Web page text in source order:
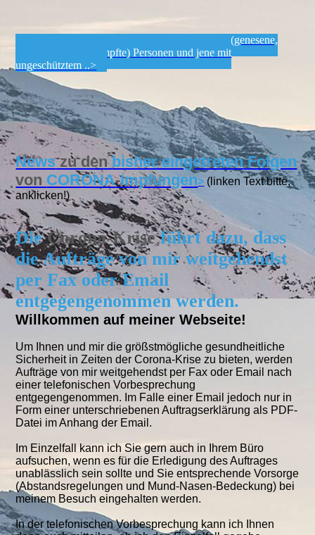
Nicht gesunde Ungeimpfte, sondern infizierte (genesene,
geimpfte und ungeimpfte) Personen und jene mit
ungeschütztem ..>
Newszu denbisher eingetreten Folgen
von CORONA-Impfungen> (linken Text bitte,
anklicken!)
Die Corona-Krise führt dazu, dass
die Aufträge von mir weitgehendst
per Fax oder Email
entgegengenommen werden.
Willkommen auf meiner Webseite!
Um Ihnen und mir die größstmögliche gesundheitliche
Sicherheit in Zeiten der Corona-Krise zu bieten, werden
Aufträge von mir weitgehendst per Fax oder Email nach
einer telefonischen Vorbesprechung
entgegengenommen. Im Falle einer Email jedoch nur in
Form einer unterschriebenen Auftragserklärung als PDF-
Datei im Anhang der Email.
Im Einzelfall kann ich Sie gern auch in Ihrem Büro
aufsuchen, wenn es für die Erledigung des Auftrages
unablässlich sein sollte und Sie entsprechende Vorsorge
(Abstandsregelungen und Mund-Nasen-Bedeckung) bei
meinem Besuch eingehalten werden.
In der telefonischen Vorbesprechung kann ich Ihnen